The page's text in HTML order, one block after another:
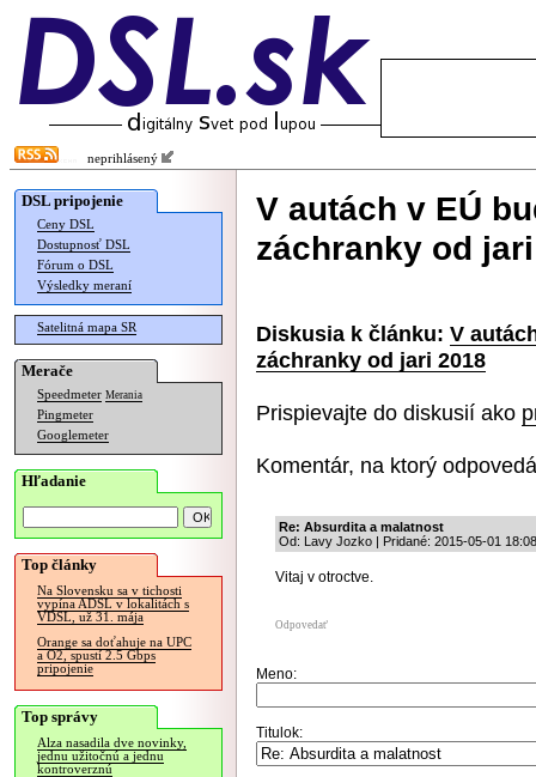
neprihlásený
DSL pripojenie
Ceny DSL
Dostupnosť DSL
Fórum o DSL
Výsledky meraní
Satelitná mapa SR
Merače
Speedmeter Merania
Pingmeter
Googlemeter
Hľadanie
Top články
Na Slovensku sa v tichosti
vypína ADSL v lokalitách s
VDSL, už 31. mája
Orange sa doťahuje na UPC
a O2, spustí 2.5 Gbps
pripojenie
Top správy
Alza nasadila dve novinky,
jednu užitočnú a jednu
kontroverznú
V autách v EÚ
záchranky od
Diskusia k článku: V
záchranky od jari 2018
Prispievajte do diskusií ako
Komentár, na ktorý
Re: Absurdita a malatnost
Od: Lavy Jozko | Pridané: 2015-05-01
Vitaj v otroctve.
Odpovedať
Meno:
Titulok: